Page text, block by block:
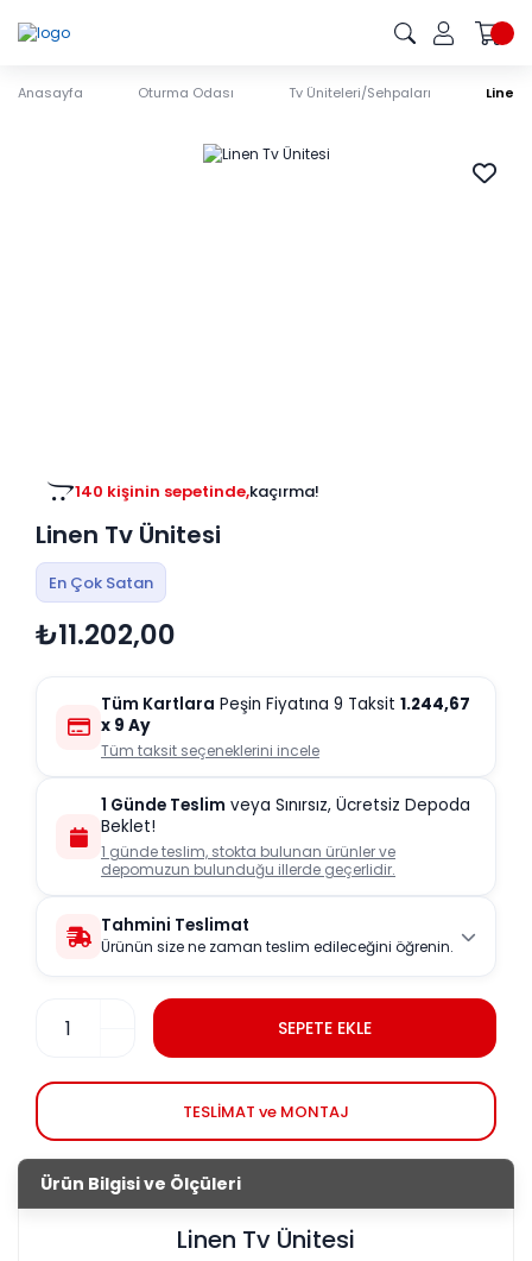
Anasayfa Oturma Odası Tv Üniteleri/Sehpaları Linen
140 kişinin sepetinde,kaçırma!
Linen Tv Ünitesi
En Çok Satan
₺11.202,00
Tüm Kartlara Peşin Fiyatına 9 Taksit 1.244,67
x 9 Ay
Tüm taksit seçeneklerini incele
1 Günde Teslim veya Sınırsız, Ücretsiz Depoda
Beklet!
1 günde teslim, stokta bulunan ürünler ve
depomuzun bulunduğu illerde geçerlidir.
Tahmini Teslimat
Ürünün size ne zaman teslim edileceğini öğrenin.
SEPETE EKLE
TESLİMAT ve MONTAJ
Ürün Bilgisi ve Ölçüleri
Linen Tv Ünitesi